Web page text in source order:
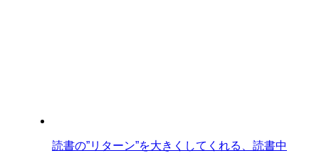
読書の”リターン”を大きくしてくれる、読書中